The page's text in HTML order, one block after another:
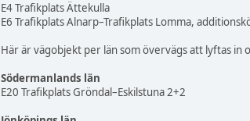
E4 Trafikplats Ättekulla
E6 Trafikplats Alnarp–Trafikplats Lomma,
Här är vägobjekt per län som övervägs att lyftas in
Södermanlands län
E20 Trafikplats Gröndal–Eskilstuna 2+2